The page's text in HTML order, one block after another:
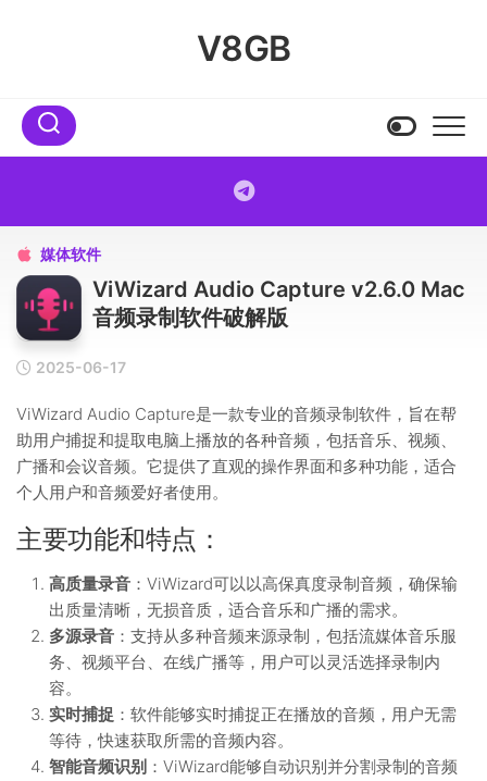
V8GB
 媒体软件
ViWizard Audio Capture v2.6.0 Mac
音频录制软件破解版
2025-06-17
ViWizard Audio Capture是一款专业的音频录制软件，旨在帮
助用户捕捉和提取电脑上播放的各种音频，包括音乐、视频、
广播和会议音频。它提供了直观的操作界面和多种功能，适合
个人用户和音频爱好者使用。
主要功能和特点：
高质量录音 ：ViWizard可以以高保真度录制音频，确保输
出质量清晰，无损音质，适合音乐和广播的需求。
多源录音 ：支持从多种音频来源录制，包括流媒体音乐服
务、视频平台、在线广播等，用户可以灵活选择录制内
容。
实时捕捉 ：软件能够实时捕捉正在播放的音频，用户无需
等待，快速获取所需的音频内容。
智能音频识别 ：ViWizard能够自动识别并分割录制的音频